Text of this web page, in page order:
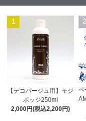
1
【デコパージュ用】モジ
ポッジ250ml
2,000円(税込2,200円)
2
ペ